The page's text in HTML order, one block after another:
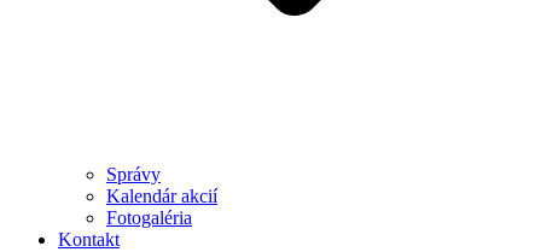
Správy
Kalendár akcií
Fotogaléria
Kontakt